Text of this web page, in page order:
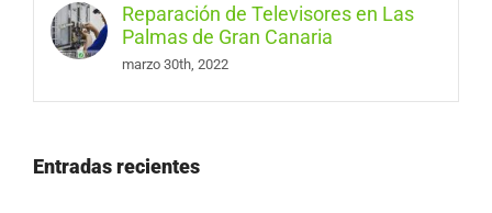
Reparación de Televisores en Las
Palmas de Gran Canaria
marzo 30th, 2022
Entradas recientes